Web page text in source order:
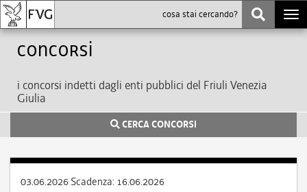
Concorsi
i concorsi indetti dagli enti pubblici del Friuli Venezia
Giulia
CERCA CONCORSI
03.06.2026 Scadenza: 16.06.2026